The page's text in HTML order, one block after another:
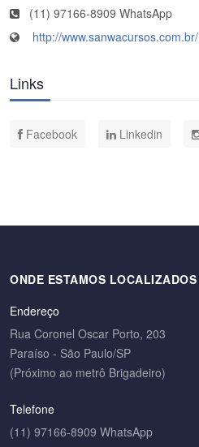
(11) 97166-8909 WhatsApp
http://www.sanwacursos.com.br/
Links
Facebook Linkedin
ONDE ESTAMOS LOCALIZADOS
Endereço
Rua Coronel Oscar Porto, 203
Paraíso - São Paulo/SP
(Próximo ao metrô Brigadeiro)
Telefone
(11) 97166-8909 WhatsApp